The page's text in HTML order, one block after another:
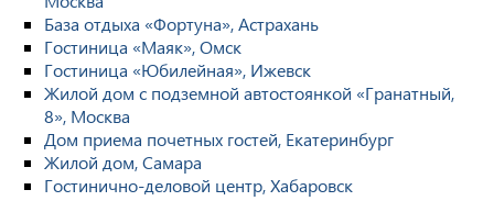
База отдыха «Фортуна», Астрахань
Гостиница «Маяк», Омск
Гостиница «Юбилейная», Ижевск
Жилой дом с подземной автостоянкой «Гранатный,
8», Москва
Дом приема почетных гостей, Екатеринбург
Жилой дом, Самара
Гостинично-деловой центр, Хабаровск